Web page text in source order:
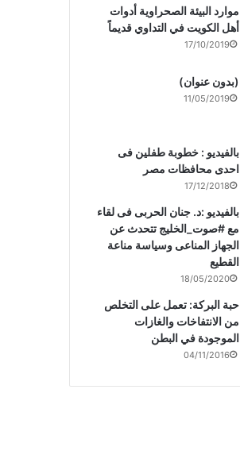
موارد البيئة الصحراوية أدوات
أهل الكويت في التداوي قديماً
17/10/2019
(بدون عنوان)
11/05/2019
بالفيديو : خطوبة طفلين فى
احدى محافظات مصر
17/12/2018
بالفيديو :د. جنان الحربى فى لقاء
مع #صوت_الخليج تتحدث عن
الجهاز المناعى وسياسة مناعة
القطيع
18/05/2020
حبة البركة: تعمل على التخلص
من الانتفاخات والغازات
الموجودة في البطن
04/11/2016